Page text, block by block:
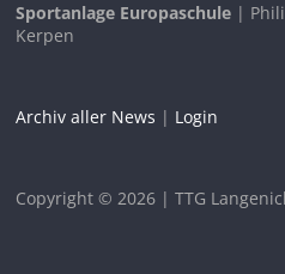
Sportanlage Europaschule |
Kerpen
Archiv aller News | Login
Copyright © 2026 | TTG